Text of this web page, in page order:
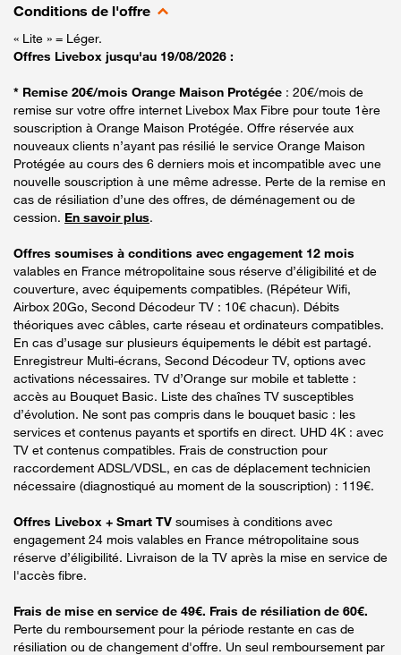
Conditions de l'offre
« Lite » = Léger.
Offres Livebox jusqu'au 19/08/2026 :
* Remise 20€/mois Orange Maison Protégée : 20€/mois de
remise sur votre offre internet Livebox Max Fibre pour toute 1ère
souscription à Orange Maison Protégée. Offre réservée aux
nouveaux clients n’ayant pas résilié le service Orange Maison
Protégée au cours des 6 derniers mois et incompatible avec une
nouvelle souscription à une même adresse. Perte de la remise en
cas de résiliation d’une des offres, de déménagement ou de
cession. En savoir plus.
Offres soumises à conditions avec engagement 12 mois
valables en France métropolitaine sous réserve d’éligibilité et de
couverture, avec équipements compatibles. (Répéteur Wifi,
Airbox 20Go, Second Décodeur TV : 10€ chacun). Débits
théoriques avec câbles, carte réseau et ordinateurs compatibles.
En cas d’usage sur plusieurs équipements le débit est partagé.
Enregistreur Multi-écrans, Second Décodeur TV, options avec
activations nécessaires. TV d’Orange sur mobile et tablette :
accès au Bouquet Basic. Liste des chaînes TV susceptibles
d’évolution. Ne sont pas compris dans le bouquet basic : les
services et contenus payants et sportifs en direct. UHD 4K : avec
TV et contenus compatibles. Frais de construction pour
raccordement ADSL/VDSL, en cas de déplacement technicien
nécessaire (diagnostiqué au moment de la souscription) : 119€.
Offres Livebox + Smart TV soumises à conditions avec
engagement 24 mois valables en France métropolitaine sous
réserve d’éligibilité. Livraison de la TV après la mise en service de
l'accès fibre.
Frais de mise en service de 49€. Frais de résiliation de 60€.
Perte du remboursement pour la période restante en cas de
résiliation ou de changement d'offre. Un seul remboursement par